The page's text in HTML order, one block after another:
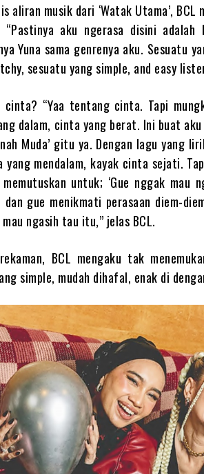
aliran musik dari ‘Watak Utama’, BCL
“Pastinya aku ngerasa disini adalah
Yuna sama genrenya aku. Sesuatu
sesuatu yang simple, and easy
“Yaa tentang cinta. Tapi
dalam, cinta yang berat. Ini buat
Muda’ gitu ya. Dengan lagu yang
yang mendalam, kayak cinta sejati.
untuk; ‘Gue nggak mau
dan gue menikmati perasaan diem-
ngasih tau itu,” jelas BCL.
BCL mengaku tak
simple, mudah dihafal, enak di